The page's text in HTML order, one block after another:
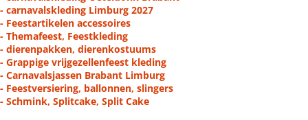
- carnavalskleding Limburg 2027
- Feestartikelen accessoires
- Themafeest, Feestkleding
- dierenpakken, dierenkostuums
- Grappige vrijgezellenfeest kleding
- Carnavalsjassen Brabant Limburg
- Feestversiering, ballonnen, slingers
- Schmink, Splitcake, Split Cake